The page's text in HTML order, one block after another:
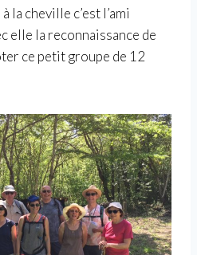
la cheville c’est l’ami
elle la reconnaissance de
ce petit groupe de 12